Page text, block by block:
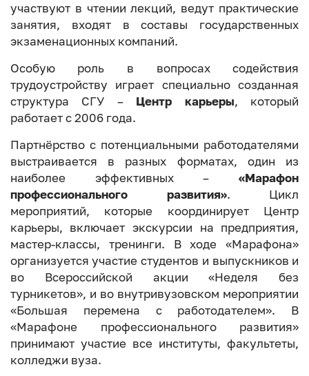
участвуют в чтении лекций, ведут практические
занятия, входят в составы государственных
экзаменационных компаний.
Особую роль в вопросах содействия
трудоустройству играет специально созданная
структура СГУ – Центр карьеры, который
работает с 2006 года.
Партнёрство с потенциальными работодателями
выстраивается в разных форматах, один из
наиболее эффективных –«Марафон
профессионального развития». Цикл
мероприятий, которые координирует Центр
карьеры, включает экскурсии на предприятия,
мастер-классы, тренинги. В ходе «Марафона»
организуется участие студентов и выпускников и
во Всероссийской акции «Неделя без
турникетов», и во внутривузовском мероприятии
«Большая перемена с работодателем». В
«Марафоне профессионального развития»
принимают участие все институты, факультеты,
колледжи вуза.